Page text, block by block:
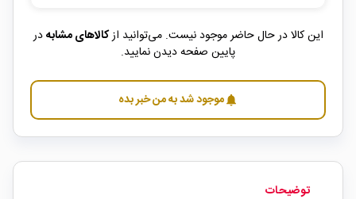
این کالا در حال حاضر موجود نیست. می‌توانید ازکالاهای مشابهدر
پایین صفحه دیدن نمایید.
notificationsموجود شد به من خبر بده
توضیحات